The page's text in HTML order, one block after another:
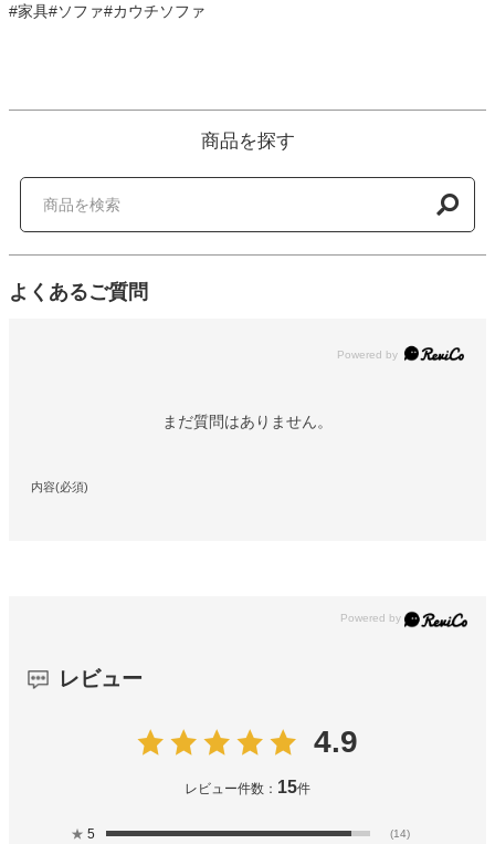
#家具#ソファ#カウチソファ
商品を探す
よくあるご質問
Powered by
まだ質問はありません。
内容(必須)
レビュー
4.9
レビュー件数： 15件
★ 5 (14)